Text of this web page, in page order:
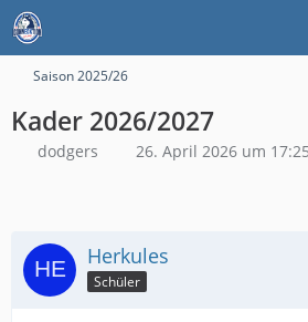
Saison 2025/26
Kader 2026/2027
dodgers 26. April 2026 um 17:25
Herkules
Schüler